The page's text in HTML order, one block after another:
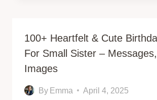
100+ Heartfelt & Cute
For Small Sister –
Images
By Emma April 4, 2025